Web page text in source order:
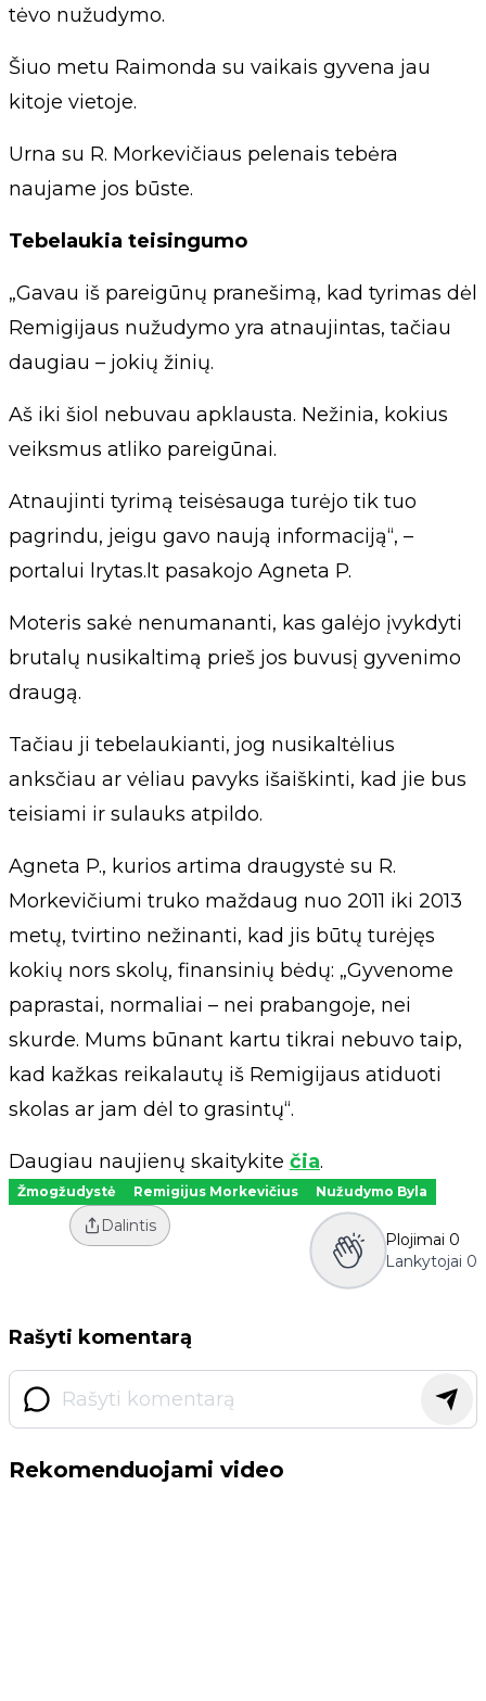
tėvo nužudymo.
Šiuo metu Raimonda su vaikais gyvena jau
kitoje vietoje.
Urna su R. Morkevičiaus pelenais tebėra
naujame jos būste.
Tebelaukia teisingumo
„Gavau iš pareigūnų pranešimą, kad tyrimas dėl
Remigijaus nužudymo yra atnaujintas, tačiau
daugiau – jokių žinių.
Aš iki šiol nebuvau apklausta. Nežinia, kokius
veiksmus atliko pareigūnai.
Atnaujinti tyrimą teisėsauga turėjo tik tuo
pagrindu, jeigu gavo naują informaciją“, –
portalui lrytas.lt pasakojo Agneta P.
Moteris sakė nenumananti, kas galėjo įvykdyti
brutalų nusikaltimą prieš jos buvusį gyvenimo
draugą.
Tačiau ji tebelaukianti, jog nusikaltėlius
anksčiau ar vėliau pavyks išaiškinti, kad jie bus
teisiami ir sulauks atpildo.
Agneta P., kurios artima draugystė su R.
Morkevičiumi truko maždaug nuo 2011 iki 2013
metų, tvirtino nežinanti, kad jis būtų turėjęs
kokių nors skolų, finansinių bėdų: „Gyvenome
paprastai, normaliai – nei prabangoje, nei
skurde. Mums būnant kartu tikrai nebuvo taip,
kad kažkas reikalautų iš Remigijaus atiduoti
skolas ar jam dėl to grasintų“.
Daugiau naujienų skaitykite čia.
Žmogžudystė Remigijus Morkevičius Nužudymo Byla
Dalintis
Plojimai 0
Lankytojai 0
Rašyti komentarą
Rekomenduojami video